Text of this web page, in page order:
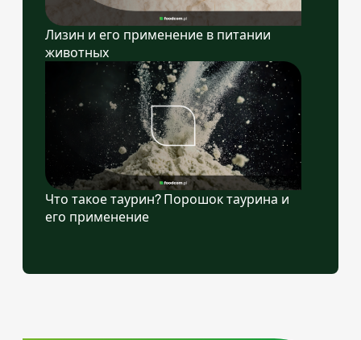
Лизин и его применение в питании
животных
Что такое таурин? Порошок таурина и
его применение